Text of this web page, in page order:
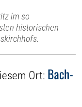
im so
historischen
Ort: Bach-